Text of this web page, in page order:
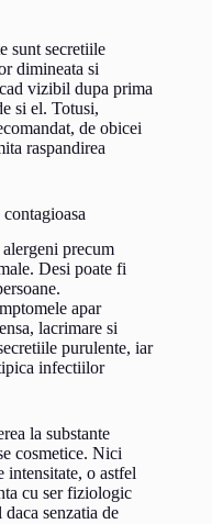
sunt secretiile
dimineata si
vizibil dupa prima
si el. Totusi,
de obicei
raspandirea
precum
Desi poate fi
apar
lacrimare si
purulente, iar
infectiilor
la substante
cosmetice. Nici
intensitate, o astfel
cu ser fiziologic
senzatia de